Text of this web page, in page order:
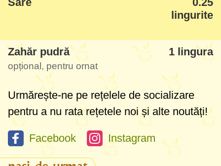
lingurite
Zahăr pudră 1 lingura
opțional, pentru ornat
Urmărește-ne pe rețelele de socializare
pentru a nu rata rețetele noi și alte noutăți!
Facebook Instagram